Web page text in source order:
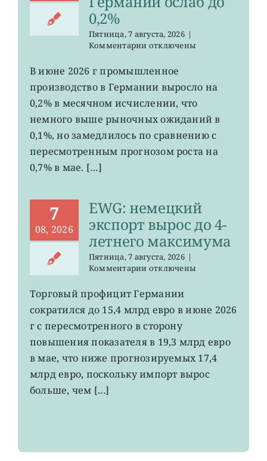
0,2%
Пятница, 7 августа, 2026 |
Комментариик
EWG:
рост
промпроизводства
Германии
до
0,2%
отключены
В июне 2026 г промышленное
производство в Германии выросло на
0,2% в месячном исчислении, что
немного выше рыночных ожиданий в
0,1%, но замедлилось по сравнению с
пересмотренным прогнозом роста на
0,7% в мае. […]
7
08, 2026
EWG: немецкий
экспорт вырос до 4-
летнего максимума
Пятница, 7 августа, 2026 |
Комментариик
EWG:
немецкий
экспорт
вырос
4-
летнего
отключены
Торговый профицит Германии
сократился до 15,4 млрд евро в июне 2026
г с пересмотренного в сторону
повышения показателя в 19,3 млрд евро
в мае, что ниже прогнозируемых 17,4
млрд евро, поскольку импорт вырос
больше, чем [...]